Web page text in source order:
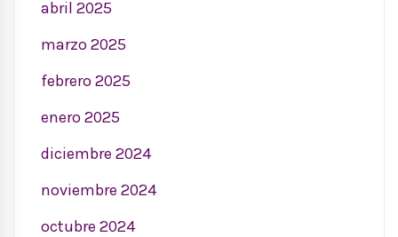
abril 2025
marzo 2025
febrero 2025
enero 2025
diciembre 2024
noviembre 2024
octubre 2024